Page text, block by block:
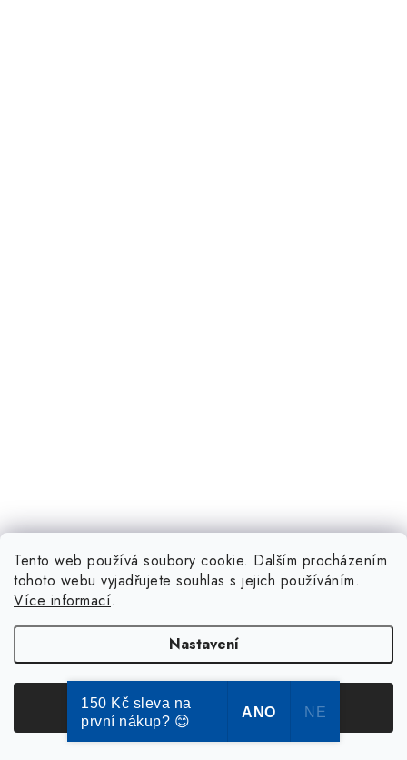
Tento web používá soubory cookie. Dalším procházením
tohoto webu vyjadřujete souhlas s jejich používáním.
Více informací.
Nastavení
Souhlasím
150 Kč sleva na
první nákup? 😊
ANO NE